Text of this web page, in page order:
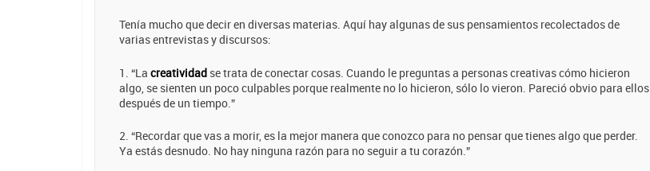
Tenía mucho que decir en diversas materias. Aquí hay algunas de sus pensamientos recolectados de
varias entrevistas y discursos:
1. “La creatividad se trata de conectar cosas. Cuando le preguntas a personas creativas cómo hicieron
algo, se sienten un poco culpables porque realmente no lo hicieron, sólo lo vieron. Pareció obvio para ellos
después de un tiempo.”
2. “Recordar que vas a morir, es la mejor manera que conozco para no pensar que tienes algo que perder.
Ya estás desnudo. No hay ninguna razón para no seguir a tu corazón.”